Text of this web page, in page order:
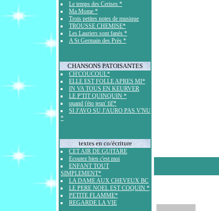
Le temps des Cerises *
Ma Mome *
Trois petites notes de musique
TROUSSE CHEMISE*
Les Lauriers sont fanés *
A St Germain des Près *
CHANSONS PATOISANTES
CH'COUCOUL*
ELLE EST FOLLE APRES MI*
IN VA TOUS EN KEURVER
LE P'TIT QUINQUIN *
quand j'éto jeun' fil'*
SI J'AVO SU J'AURO PAS V'NU
*
textes en co/écriture
CET AIR DE GUITARE
Ecoutez bien c'est moi
ENFANT TOUT
SIMPLEMENT*
LA DAME AUX CHEVEUX BC
LE PERE NOEL EST COQUIN *
PETITE FLAMME*
REGARDE LA VIE